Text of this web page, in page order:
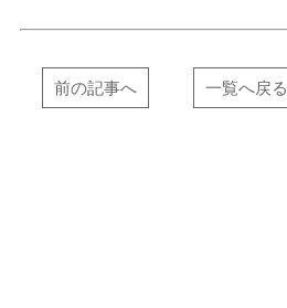
前の記事へ 一覧へ戻る